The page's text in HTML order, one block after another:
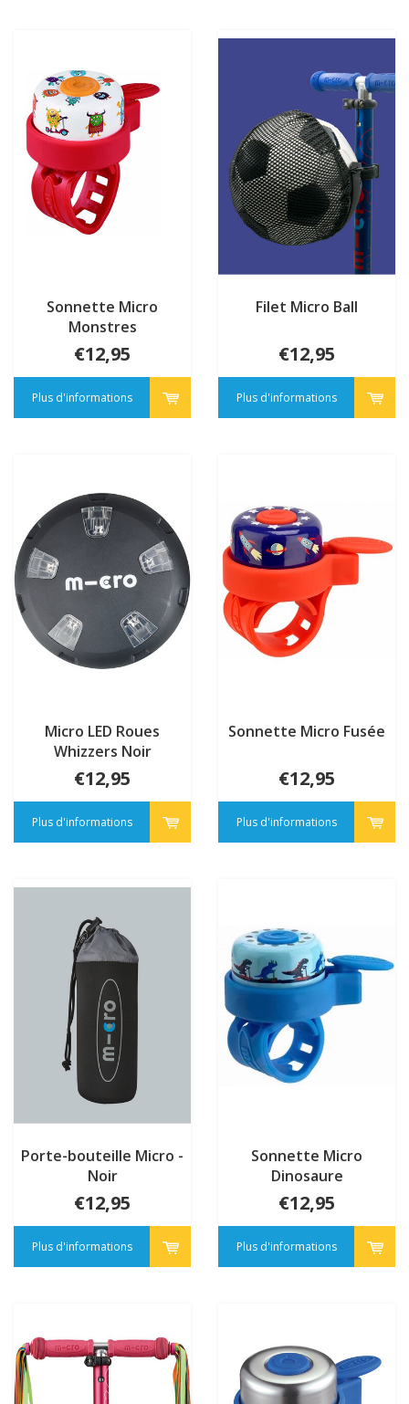
Sonnette Micro
Monstres
€12,95
Plus d'informations
Filet Micro Ball
€12,95
Plus d'informations
Micro LED Roues
Whizzers Noir
€12,95
Plus d'informations
Sonnette Micro Fusée
€12,95
Plus d'informations
Porte-bouteille Micro -
Noir
€12,95
Plus d'informations
Sonnette Micro
Dinosaure
€12,95
Plus d'informations